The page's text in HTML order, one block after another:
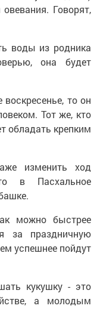
Говорят,
воды из родника
она будет
то он
Тот же, кто
обладать крепким
изменить ход
в Пасхальное
можно быстрее
за праздничную
успешнее пойдут
кукушку - это
а молодым